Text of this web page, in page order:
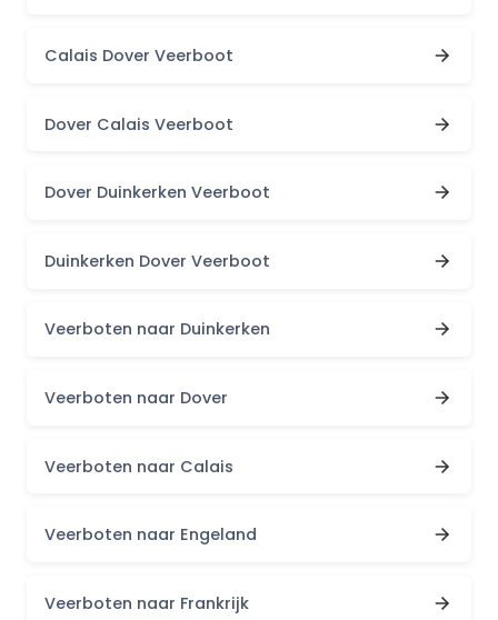
Calais Dover Veerboot
Dover Calais Veerboot
Dover Duinkerken Veerboot
Duinkerken Dover Veerboot
Veerboten naar Duinkerken
Veerboten naar Dover
Veerboten naar Calais
Veerboten naar Engeland
Veerboten naar Frankrijk